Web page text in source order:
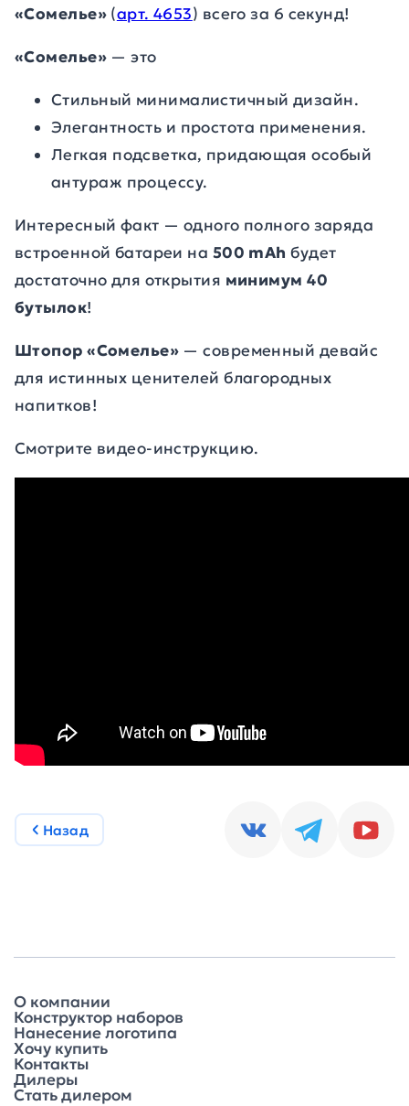
«Сомелье»(арт. 4653) всего за 6 секунд!
«Сомелье»— это
Стильный минималистичный дизайн.
Элегантность и простота применения.
Легкая подсветка, придающая особый
антураж процессу.
Интересный факт — одного полного заряда
встроенной батареи на 500 mAh будет
достаточно для открытия минимум 40
бутылок!
Штопор «Сомелье» — современный девайс
для истинных ценителей благородных
напитков!
Смотрите видео-инструкцию.
Назад
О компании
Конструктор наборов
Нанесение логотипа
Хочу купить
Контакты
Дилеры
Стать дилером